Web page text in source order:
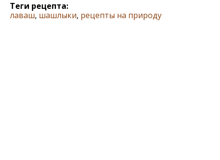
Теги рецепта:
лаваш, шашлыки, рецепты на природу